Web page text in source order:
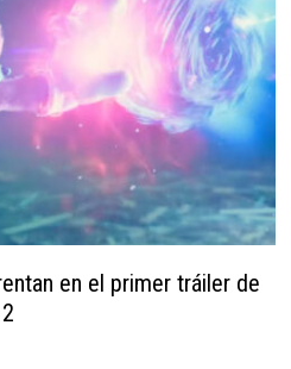
en el primer tráiler de